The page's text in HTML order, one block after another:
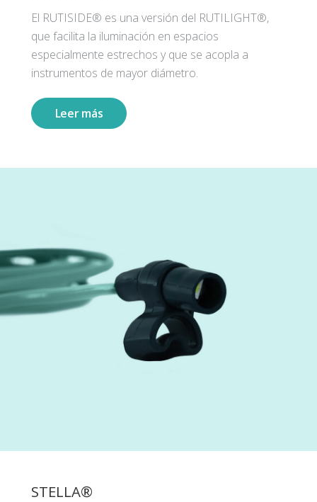
El RUTISIDE® es una versión del RUTILIGHT®,
que facilita la iluminación en espacios
especialmente estrechos y que se acopla a
instrumentos de mayor diámetro.
Leer más
STELLA®